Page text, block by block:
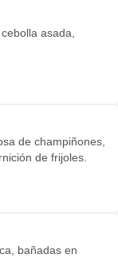
asada,
de champiñones,
de frijoles.
bañadas en